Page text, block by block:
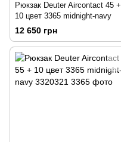
Рюкзак Deuter Aircontact 45 +
10 цвет 3365 midnight-navy
12 650 грн